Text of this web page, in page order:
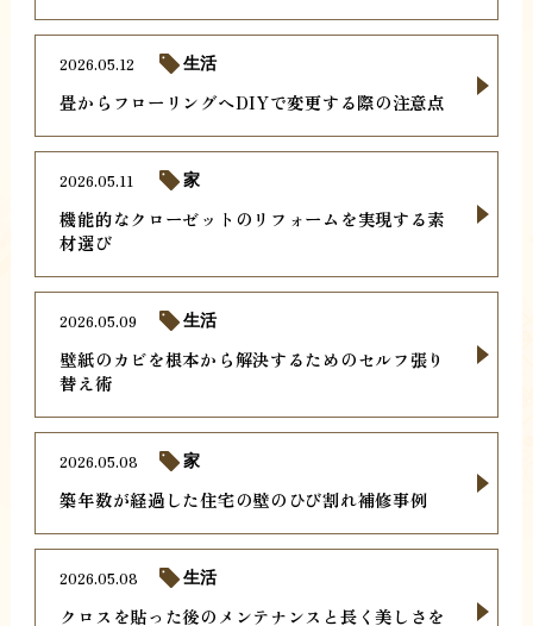
畳からフローリングへDIYで変更する際の注意点
2026.05.12 生活
機能的なクローゼットのリフォームを実現する素
材選び
2026.05.11 家
壁紙のカビを根本から解決するためのセルフ張り
替え術
2026.05.09 生活
築年数が経過した住宅の壁のひび割れ補修事例
2026.05.08 家
クロスを貼った後のメンテナンスと長く美しさを
2026.05.08 生活